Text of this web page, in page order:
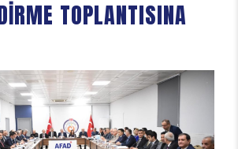
TOPLANTISINA